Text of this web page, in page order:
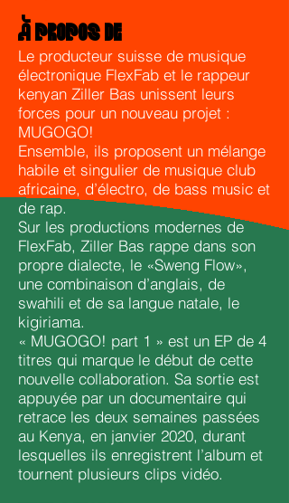
À PROPOS DE
Le producteur suisse de musique
électronique FlexFab et le rappeur
kenyan Ziller Bas unissent leurs
forces pour un nouveau projet :
MUGOGO!
Ensemble, ils proposent un mélange
habile et singulier de musique club
africaine, d’électro, de bass music et
de rap.
Sur les productions modernes de
FlexFab, Ziller Bas rappe dans son
propre dialecte, le «Sweng Flow»,
une combinaison d’anglais, de
swahili et de sa langue natale, le
kigiriama.
« MUGOGO! part 1 » est un EP de 4
titres qui marque le début de cette
nouvelle collaboration. Sa sortie est
appuyée par un documentaire qui
retrace les deux semaines passées
au Kenya, en janvier 2020, durant
lesquelles ils enregistrent l’album et
tournent plusieurs clips vidéo.